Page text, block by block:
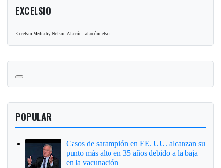
EXCELSIO
Excelsio Media by Nelson Alarcón - alarcónnelson
POPULAR
Casos de sarampión en EE. UU. alcanzan su
punto más alto en 35 años debido a la baja
en la vacunación